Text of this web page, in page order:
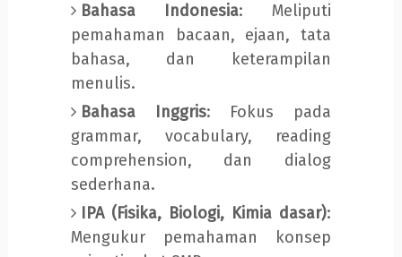
Bahasa Indonesia: Meliputi
pemahaman bacaan, ejaan, tata
bahasa, dan keterampilan
menulis.
Bahasa Inggris: Fokus pada
grammar, vocabulary, reading
comprehension, dan dialog
sederhana.
IPA (Fisika, Biologi, Kimia dasar):
Mengukur pemahaman konsep